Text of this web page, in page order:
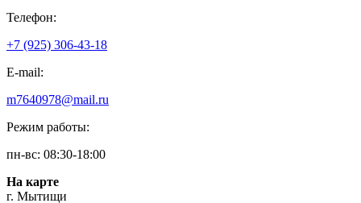
Телефон:
+7 (925) 306-43-18
E-mail:
m7640978@mail.ru
Режим работы:
пн-вс: 08:30-18:00
На карте
г. Мытищи